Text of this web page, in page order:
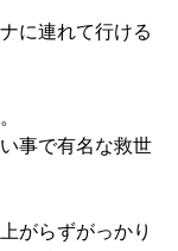
に連れて行ける
事で有名な救世
がらずがっかり